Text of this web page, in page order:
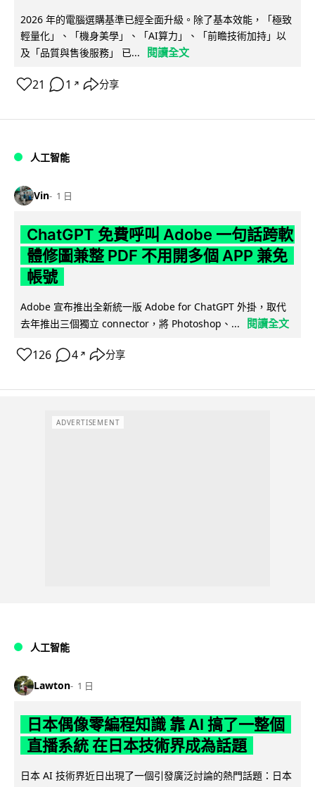
2026 年的電腦選購基準已經全面升級。除了基本效能，「極致
輕量化」、「機身美學」、「AI算力」、「前瞻技術加持」以
及「品質與售後服務」 已...
閱讀全文
21 1 ↗ 分享
人工智能
Vin 1 日
ChatGPT 免費呼叫 Adobe 一句話跨軟
體修圖兼整 PDF 不用開多個 APP 兼免
帳號
Adobe 宣布推出全新統一版 Adobe for ChatGPT 外掛，取代
去年推出三個獨立 connector，將 Photoshop、...
閱讀全文
126 4 ↗ 分享
ADVERTISEMENT
人工智能
Lawton 1 日
日本偶像零編程知識 靠 AI 搞了一整個
直播系統 在日本技術界成為話題
日本 AI 技術界近日出現了一個引發廣泛討論的熱門話題：日本